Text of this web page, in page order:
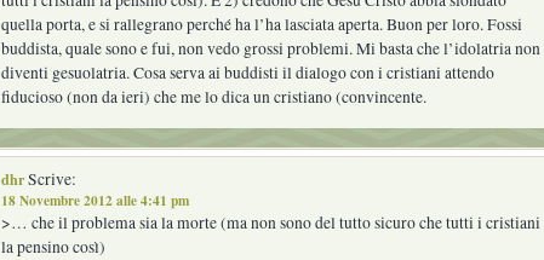
quella porta, e si rallegrano perché ha l’ha lasciata aperta. Buon per loro. Fossi
buddista, quale sono e fui, non vedo grossi problemi. Mi basta che l’idolatria non
diventi gesuolatria. Cosa serva ai buddisti il dialogo con i cristiani attendo
fiducioso (non da ieri) che me lo dica un cristiano (convincente.
dhrScrive:
18 Novembre 2012 alle 4:41 pm
>… che il problema sia la morte (ma non sono del tutto sicuro che tutti i cristiani
la pensino così)